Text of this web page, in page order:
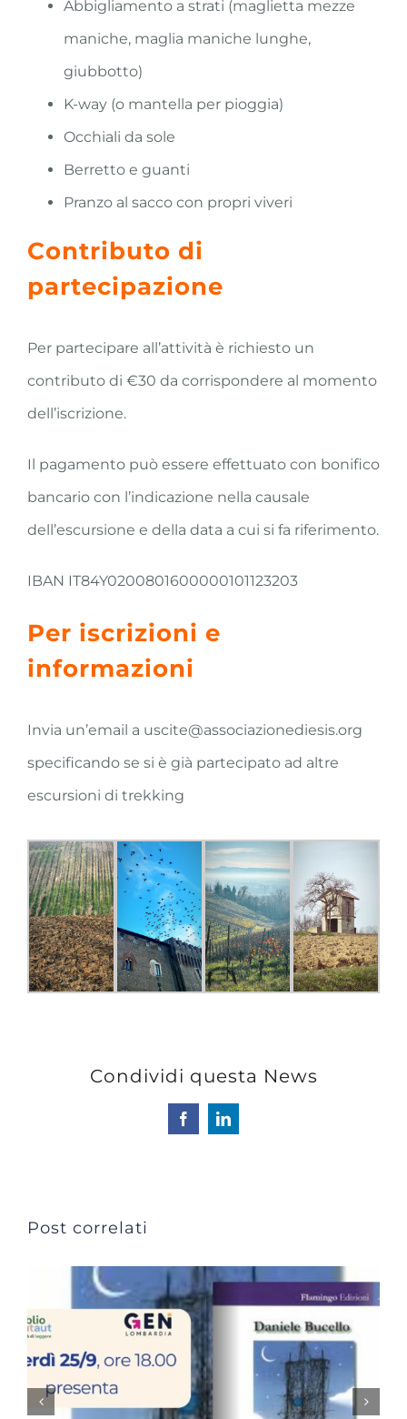
Abbigliamento a strati (maglietta mezze
maniche, maglia maniche lunghe,
giubbotto)
K-way (o mantella per pioggia)
Occhiali da sole
Berretto e guanti
Pranzo al sacco con propri viveri
Contributo di
partecipazione
Per partecipare all’attività è richiesto un
contributo di €30 da corrispondere al momento
dell’iscrizione.
Il pagamento può essere effettuato con bonifico
bancario con l’indicazione nella causale
dell’escursione e della data a cui si fa riferimento.
IBAN IT84Y0200801600000101123203
Per iscrizioni e
informazioni
Invia un’email a uscite@associazionediesis.org
specificando se si è già partecipato ad altre
escursioni di trekking
Condividi questa News
FacebookLinkedIn
Post correlati